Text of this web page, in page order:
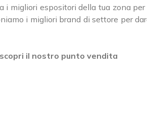
migliori espositori della tua zona
i migliori brand di settore per
il nostro punto vendita